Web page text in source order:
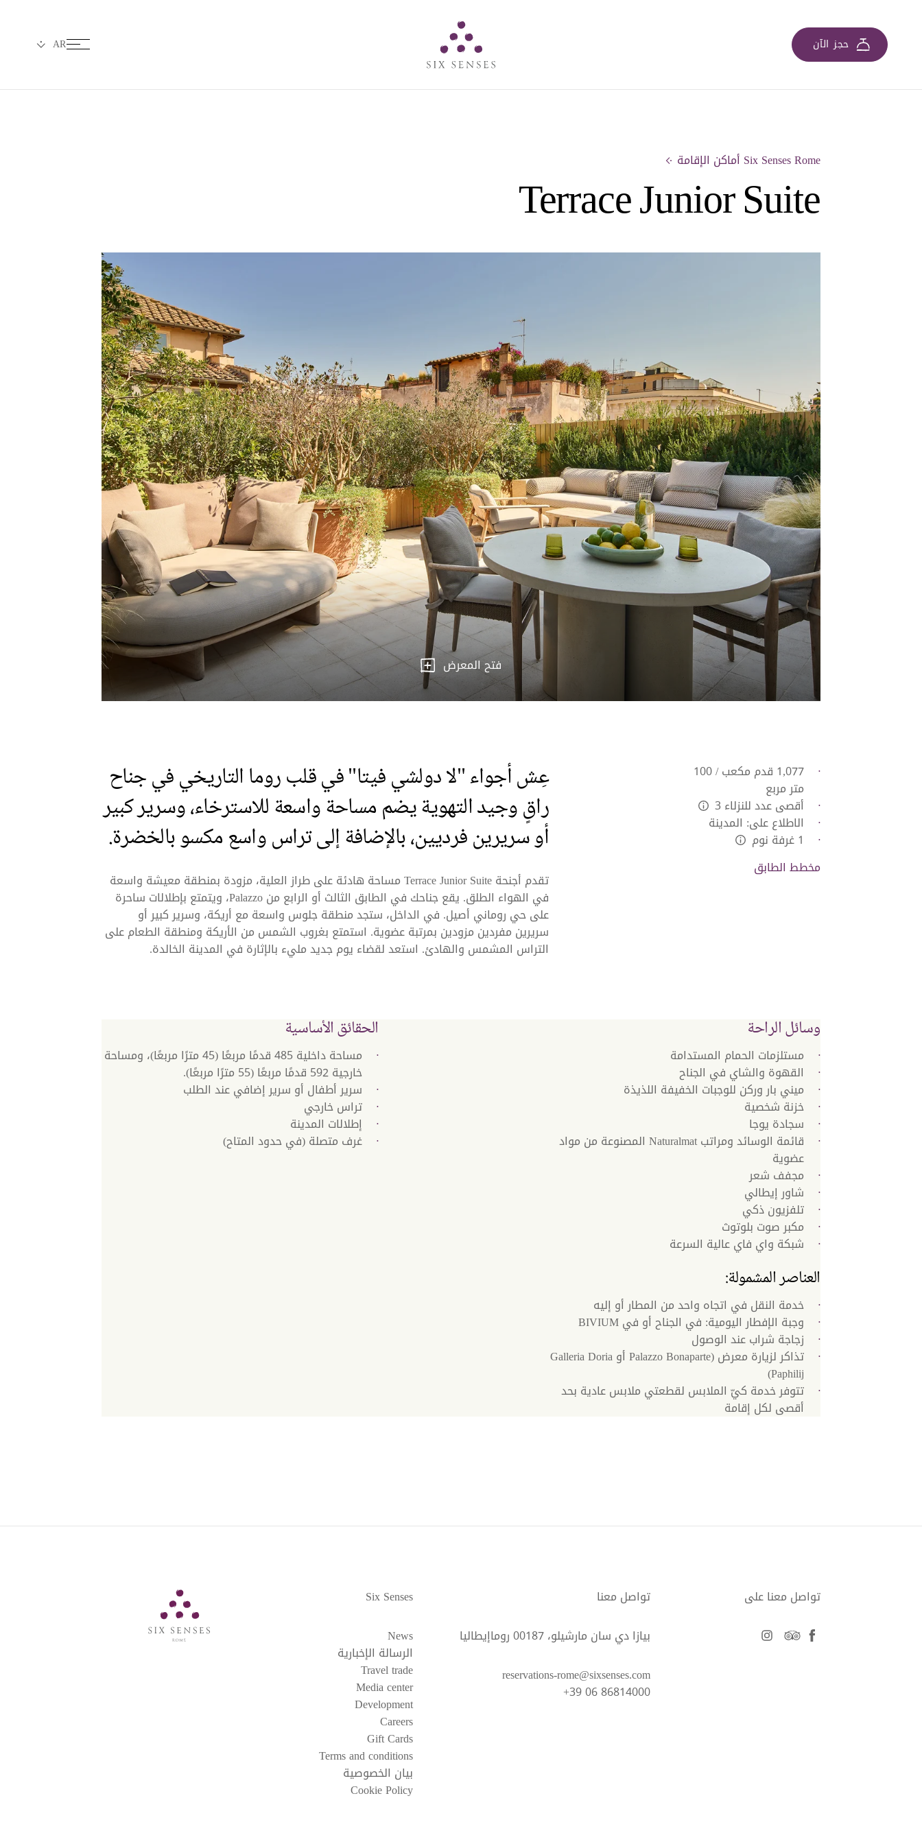
حجز الآن
Six Senses Rome أماكن الإقامة
Terrace Junior Suite
فتح المعرض
عِش أجواء "لا دولشي فيتا" في قلب روما التاريخي في جناح
راقٍ وجيد التهوية يضم مساحة واسعة للاسترخاء، وسرير كبير
أو سريرين فرديين، بالإضافة إلى تراس واسع مكسو بالخضرة.
تقدم أجنحة Terrace Junior Suite مساحة هادئة على طراز العلية، مزودة بمنطقة معيشة واسعة
في الهواء الطلق. يقع جناحك في الطابق الثالث أو الرابع من Palazzo، ويتمتع بإطلالات ساحرة
على حي روماني أصيل. في الداخل، ستجد منطقة جلوس واسعة مع أريكة، وسرير كبير أو
سريرين مفردين مزودين بمرتبة عضوية. استمتع بغروب الشمس من الأريكة ومنطقة الطعام على
التراس المشمس والهادئ. استعد لقضاء يوم جديد مليء بالإثارة في المدينة الخالدة.
1,077 قدم مكعب / 100
متر مربع
أقصى عدد للنزلاء 3
الاطلاع على: المدينة
1 غرفة نوم
مخطط الطابق
وسائل الراحة
مستلزمات الحمام المستدامة
القهوة والشاي في الجناح
ميني بار وركن للوجبات الخفيفة اللذيذة
خزنة شخصية
سجادة يوجا
قائمة الوسائد ومراتب Naturalmat المصنوعة من مواد
عضوية
مجفف شعر
شاور إيطالي
تلفزيون ذكي
مكبر صوت بلوتوث
شبكة واي فاي عالية السرعة
العناصر المشمولة:
خدمة النقل في اتجاه واحد من المطار أو إليه
وجبة الإفطار اليومية: في الجناح أو في BIVIUM
زجاجة شراب عند الوصول
تذاكر لزيارة معرض (Palazzo Bonaparte أو Galleria Doria
Paphilij)
تتوفر خدمة كيّ الملابس لقطعتي ملابس عادية بحد
أقصى لكل إقامة
الحقائق الأساسية
مساحة داخلية 485 قدمًا مربعًا (45 مترًا مربعًا)، ومساحة
خارجية 592 قدمًا مربعًا (55 مترًا مربعًا).
سرير أطفال أو سرير إضافي عند الطلب
تراس خارجي
إطلالات المدينة
غرف متصلة (في حدود المتاح)
Six Senses
News
الرسالة الإخبارية
Travel trade
Media center
Development
Careers
Gift Cards
Terms and conditions
بيان الخصوصية
Cookie Policy
تواصل معنا
بيازا دي سان مارشيلو، 00187 روماإيطاليا
reservations-rome@sixsenses.com
+39 06 86814000
تواصل معنا على
facebook
tripadvisor